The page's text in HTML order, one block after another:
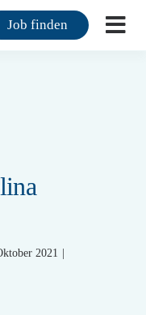
Job finden
2021